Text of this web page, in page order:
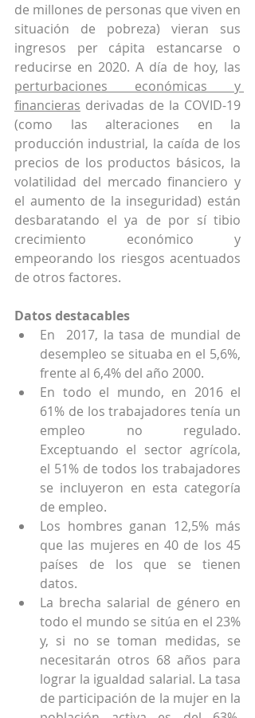
de millones de personas que viven en
situación de pobreza) vieran sus
ingresos per cápita estancarse o
perturbaciones económicas y
financieras derivadas de la COVID-19
(como las alteraciones en la
producción industrial, la caída de los
precios de los productos básicos, la
volatilidad del mercado financiero y
el aumento de la inseguridad) están
desbaratando el ya de por sí tibio
crecimiento económico y
empeorando los riesgos acentuados
de otros factores.
Datos destacables
En  2017, la tasa de mundial de
desempleo se situaba en el 5,6%,
frente al 6,4% del año 2000.
En todo el mundo, en 2016 el
61% de los trabajadores tenía un
empleo no regulado.
Exceptuando el sector agrícola,
el 51% de todos los trabajadores
se incluyeron en esta categoría
de empleo.
Los hombres ganan 12,5% más
que las mujeres en 40 de los 45
países de los que se tienen
datos.
La brecha salarial de género en
todo el mundo se sitúa en el 23%
y, si no se toman medidas, se
necesitarán otros 68 años para
lograr la igualdad salarial. La tasa
de participación de la mujer en la